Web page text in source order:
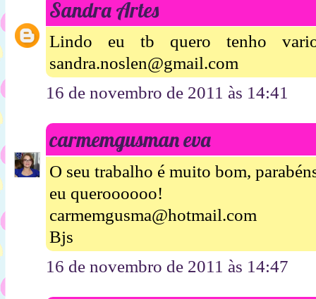
Sandra Artes
Lindo eu tb quero tenho
sandra.noslen@gmail.com
16 de novembro de 2011 às 14:41
carmemgusman eva
O seu trabalho é muito bom,
eu queroooooo!
carmemgusma@hotmail.com
Bjs
16 de novembro de 2011 às 14:47